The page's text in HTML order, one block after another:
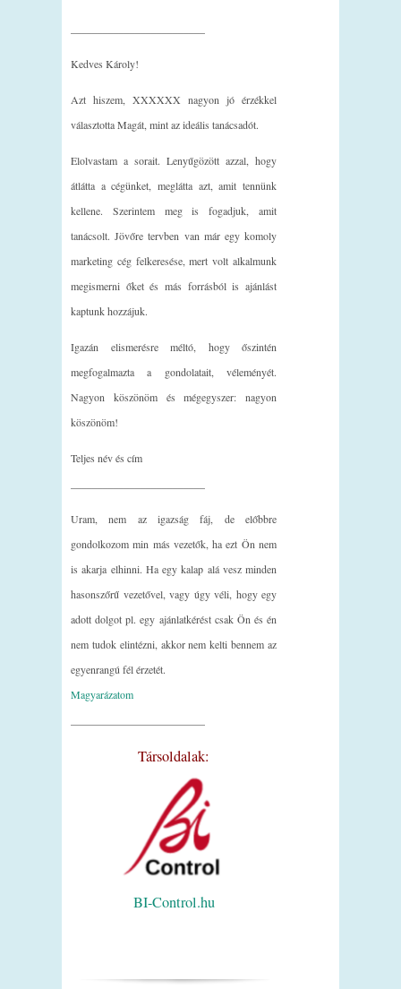
Kedves Károly!
Azt hiszem, XXXXXX nagyon jó érzékkel
választotta Magát, mint az ideális tanácsadót.
Elolvastam a sorait. Lenyűgözött azzal, hogy
átlátta a cégünket, meglátta azt, amit tennünk
kellene. Szerintem meg is fogadjuk, amit
tanácsolt. Jövőre tervben van már egy komoly
marketing cég felkeresése, mert volt alkalmunk
megismerni őket és más forrásból is ajánlást
kaptunk hozzájuk.
Igazán elismerésre méltó, hogy őszintén
megfogalmazta a gondolatait, véleményét.
Nagyon köszönöm és mégegyszer: nagyon
köszönöm!
Teljes név és cím
Uram, nem az igazság fáj, de előbbre
gondolkozom min más vezetők, ha ezt Ön nem
is akarja elhinni. Ha egy kalap alá vesz minden
hasonszőrű vezetővel, vagy úgy véli, hogy egy
adott dolgot pl. egy ajánlatkérést csak Ön és én
nem tudok elintézni, akkor nem kelti bennem az
egyenrangú fél érzetét.
Magyarázatom
Társoldalak:
BI-Control.hu